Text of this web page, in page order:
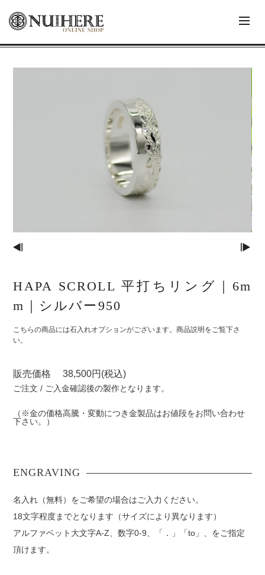
HAPA SCROLL 平打ちリング｜6m
m｜シルバー950
こちらの商品には石入れオプションがございます。商品説明をご覧下さ
い。
販売価格 38,500円(税込)
ご注文 / ご入金確認後の製作となります。
（※金の価格高騰・変動につき金製品はお値段をお問い合わせ
下さい。）
名入れ（無料）をご希望の場合はご入力ください。
18文字程度までとなります（サイズにより異なります）
アルファベット大文字A-Z、数字0-9、「．」「to」、をご指定
頂けます。